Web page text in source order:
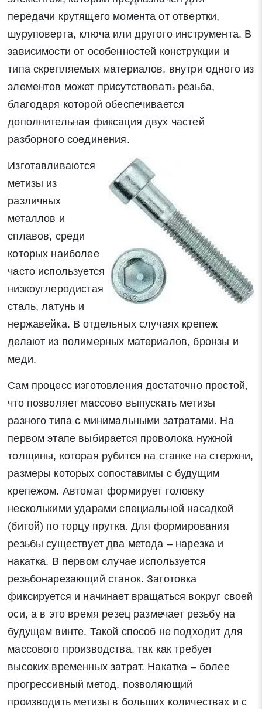
передачи крутящего момента от отвертки,
шуруповерта, ключа или другого инструмента. В
зависимости от особенностей конструкции и
типа скрепляемых материалов, внутри одного из
элементов может присутствовать резьба,
благодаря которой обеспечивается
дополнительная фиксация двух частей
разборного соединения.
Изготавливаются
метизы из
различных
металлов и
сплавов, среди
которых наиболее
часто используется
низкоуглеродистая
сталь, латунь и
нержавейка. В отдельных случаях крепеж
делают из полимерных материалов, бронзы и
меди.
Сам процесс изготовления достаточно простой,
что позволяет массово выпускать метизы
разного типа с минимальными затратами. На
первом этапе выбирается проволока нужной
толщины, которая рубится на станке на стержни,
размеры которых сопоставимы с будущим
крепежом. Автомат формирует головку
несколькими ударами специальной насадкой
(битой) по торцу прутка. Для формирования
резьбы существует два метода – нарезка и
накатка. В первом случае используется
резьбонарезающий станок. Заготовка
фиксируется и начинает вращаться вокруг своей
оси, а в это время резец размечает резьбу на
будущем винте. Такой способ не подходит для
массового производства, так как требует
высоких временных затрат. Накатка – более
прогрессивный метод, позволяющий
производить метизы в больших количествах и с